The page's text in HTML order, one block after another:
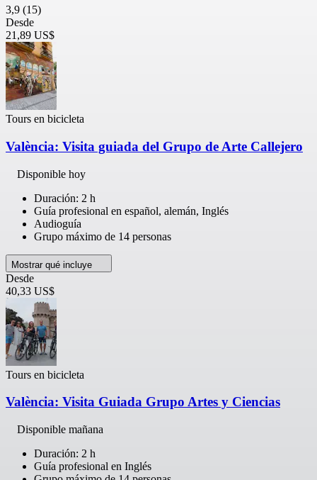
3,9 (15)
Desde
21,89 US$
Tours en bicicleta
València: Visita guiada del Grupo de Arte Callejero
Disponible hoy
Duración: 2 h
Guía profesional en español, alemán, Inglés
Audioguía
Grupo máximo de 14 personas
Mostrar qué incluye
Desde
40,33 US$
Tours en bicicleta
València: Visita Guiada Grupo Artes y Ciencias
Disponible mañana
Duración: 2 h
Guía profesional en Inglés